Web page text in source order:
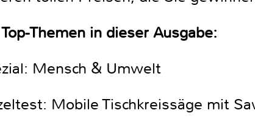
Themen in dieser Ausgabe:
Mensch & Umwelt
Mobile Tischkreissäge mit